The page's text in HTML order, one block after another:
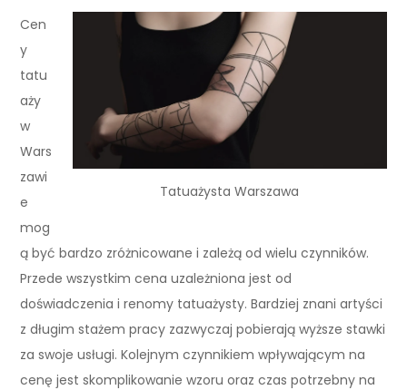
Tatuażysta Warszawa
Cen
y
tatu
aży
w
Wars
zawi
e
mog
ą być bardzo zróżnicowane i zależą od wielu czynników.
Przede wszystkim cena uzależniona jest od
doświadczenia i renomy tatuażysty. Bardziej znani artyści
z długim stażem pracy zazwyczaj pobierają wyższe stawki
za swoje usługi. Kolejnym czynnikiem wpływającym na
cenę jest skomplikowanie wzoru oraz czas potrzebny na